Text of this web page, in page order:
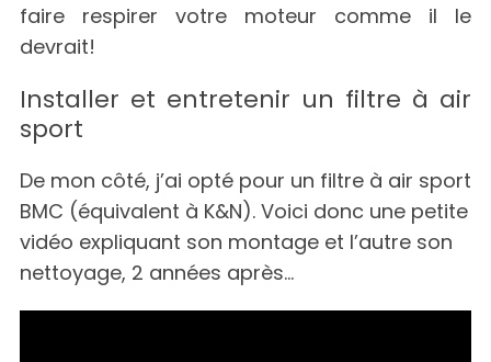
faire respirer votre moteur comme il le
devrait!
Installer et entretenir un filtre à air
sport
De mon côté, j’ai opté pour un filtre à air sport
BMC (équivalent à K&N). Voici donc une petite
vidéo expliquant son montage et l’autre son
nettoyage, 2 années après…
e
a
c
h
o
r